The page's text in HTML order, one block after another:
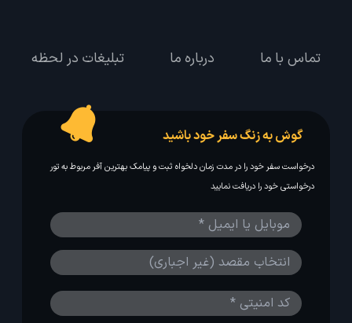
تماس با ما درباره ما تبلیغات در لحظه
گوش به زنگ سفر خود باشید
درخواست سفر خود را در مدت زمان دلخواه ثبت و پیامک بهترین آفر مربوط به تور
درخواستی خود را دریافت نمایید